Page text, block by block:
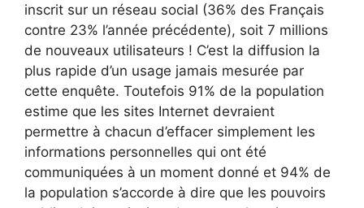
inscrit sur un réseau social (36% des Français
contre 23% l’année précédente), soit 7 millions
de nouveaux utilisateurs ! C’est la diffusion la
plus rapide d’un usage jamais mesurée par
cette enquête. Toutefois 91% de la population
estime que les sites Internet devraient
permettre à chacun d’effacer simplement les
informations personnelles qui ont été
communiquées à un moment donné et 94% de
la population s’accorde à dire que les pouvoirs